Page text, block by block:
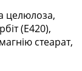
целюлоза,
(Е420),
стеарат,